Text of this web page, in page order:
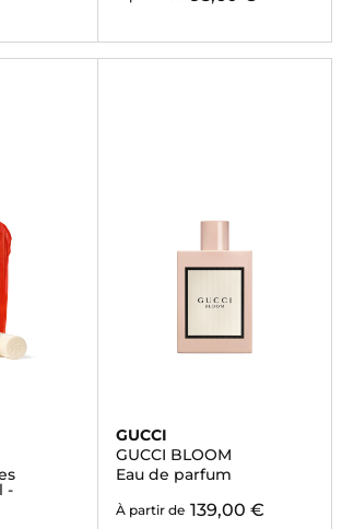
-
GUCCI
GUCCI BLOOM
Eau de parfum
À partir de 139,00 €